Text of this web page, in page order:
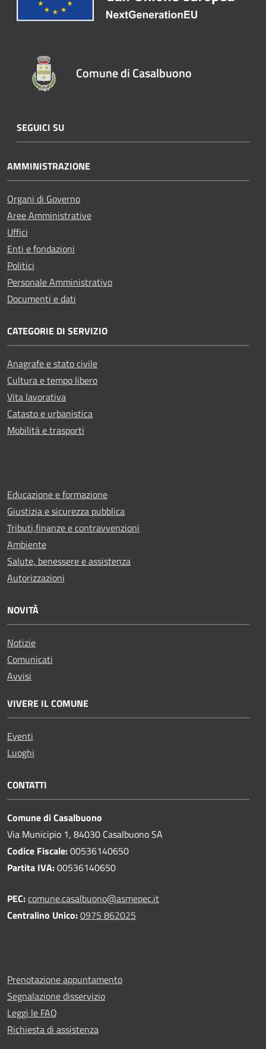
Comune di Casalbuono
SEGUICI SU
AMMINISTRAZIONE
Organi di Governo
Aree Amministrative
Uffici
Enti e fondazioni
Politici
Personale Amministrativo
Documenti e dati
CATEGORIE DI SERVIZIO
Anagrafe e stato civile
Cultura e tempo libero
Vita lavorativa
Catasto e urbanistica
Mobilità e trasporti
Educazione e formazione
Giustizia e sicurezza pubblica
Tributi,finanze e contravvenzioni
Ambiente
Salute, benessere e assistenza
Autorizzazioni
NOVITÀ
Notizie
Comunicati
Avvisi
VIVERE IL COMUNE
Eventi
Luoghi
CONTATTI
Comune di Casalbuono
Via Municipio 1, 84030 Casalbuono SA
Codice Fiscale:00536140650
Partita IVA:00536140650
PEC:comune.casalbuono@asmepec.it
Centralino Unico:0975 862025
Prenotazione appuntamento
Segnalazione disservizio
Leggi le FAQ
Richiesta di assistenza